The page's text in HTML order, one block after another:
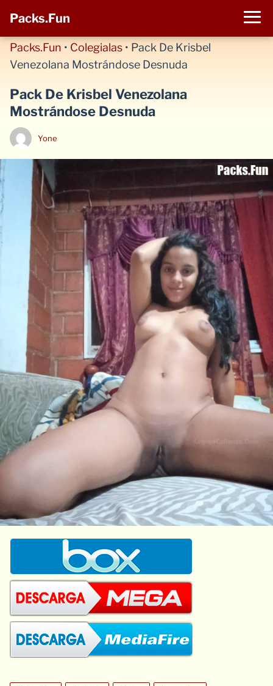
Packs.Fun
Packs.Fun • Colegialas • Pack De Krisbel
Venezolana Mostrándose Desnuda
Pack De Krisbel Venezolana
Mostrándose Desnuda
Yone